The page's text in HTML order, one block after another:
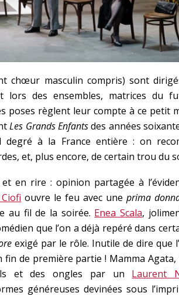
chœur masculin compris) sont
lors des ensembles, matrices du
poses règlent leur compte à ce petit
Les Grands Enfantsdes années
degré à la France entière : on
et, plus encore, de certain trou du
en rire : opinion partagée à
ouvre le feu avec une prima
au fil de la soirée. Enea Scala,
que l’on a déjà repéré dans
exigé par le rôle. Inutile de dire que
de première partie ! Mamma Agata,
et des ongles par un Laurent
généreuses devinées sous